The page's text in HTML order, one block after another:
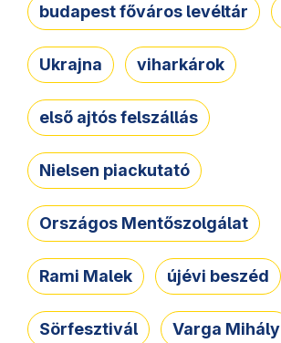
budapest főváros levéltár
Ukrajna viharkárok
első ajtós felszállás
Nielsen piackutató
Országos Mentőszolgálat
Rami Malek újévi beszéd
Sörfesztivál Varga Mihály